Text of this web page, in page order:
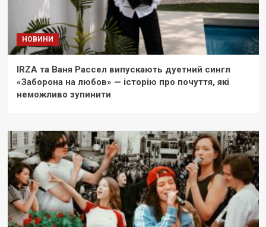
НОВИНИ
IRZA та Ваня Рассел випускають дуетний сингл
«Заборона на любов» — історію про почуття, які
неможливо зупинити